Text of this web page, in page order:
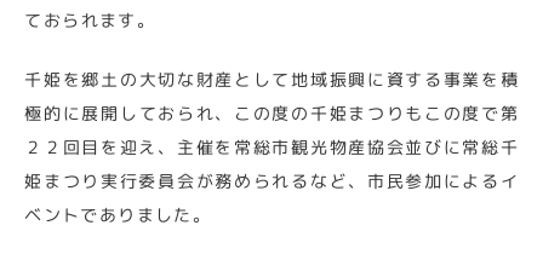
ておられます。
千姫を郷土の大切な財産として地域振興に資する事業を積
極的に展開しておられ、この度の千姫まつりもこの度で第
２２回目を迎え、主催を常総市観光物産協会並びに常総千
姫まつり実行委員会が務められるなど、市民参加によるイ
ベントでありました。